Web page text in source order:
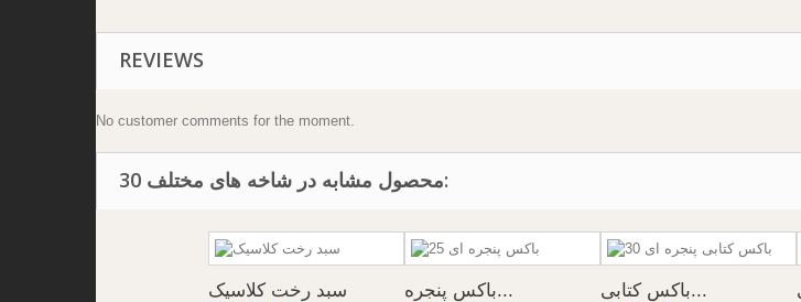
REVIEWS
No customer comments for the moment.
30 محصول مشابه در شاخه های مختلف:
باکس کتابی... باکس پنجره... سبد رخت کلاسیک